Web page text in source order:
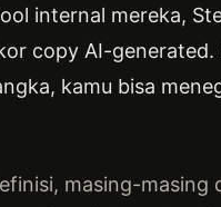
internal mereka,
copy AI-generated.
kamu bisa
masing-masing